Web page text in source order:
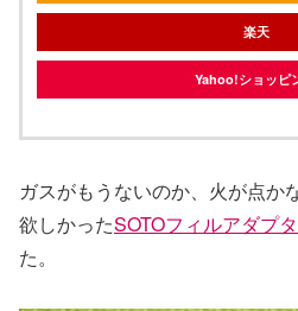
楽天
Yahoo!ショッピ
ガスがもうないのか、火が点か
欲しかったSOTOフィルアダプ
た。